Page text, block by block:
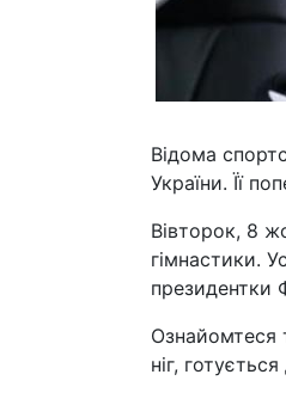
Відома
України. Її
Вівторок, 8
гімнастики.
президентки
Ознайомтеся
ніг,